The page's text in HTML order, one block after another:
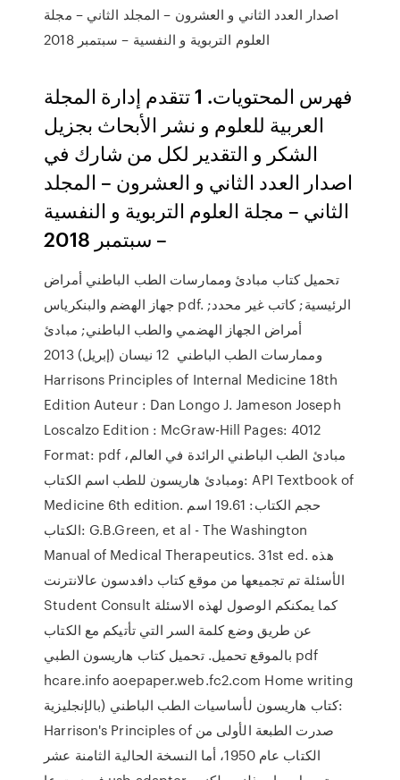
اصدار العدد الثاني و العشرون – المجلد الثاني – مجلة
العلوم التربوية و النفسية – سبتمبر 2018
فهرس المحتويات. 1 تتقدم إدارة المجلة
العربية للعلوم و نشر الأبحاث بجزيل
الشكر و التقدير لكل من شارك في
اصدار العدد الثاني و العشرون – المجلد
الثاني – مجلة العلوم التربوية و النفسية
– سبتمبر 2018
تحميل كتاب مبادئ وممارسات الطب الباطني أمراض
جهاز الهضم والبنكرياس pdf. الرئيسية; كاتب غير محدد;
أمراض الجهاز الهضمي والطب الباطني; مبادئ
وممارسات الطب الباطني 12 نيسان (إبريل) 2013
Harrisons Principles of Internal Medicine 18th
Edition Auteur : Dan Longo J. Jameson Joseph
Loscalzo Edition : McGraw-Hill Pages: 4012
Format: pdf مبادئ الطب الباطني الرائدة في العالم،
ومبادئ هاريسون للطب اسم الكتاب: API Textbook of
Medicine 6th edition. حجم الكتاب: 19.61 اسم
الكتاب: G.B.Green, et al - The Washington
Manual of Medical Therapeutics. 31st ed. هذه
الأسئلة تم تجميعها من موقع كتاب دافدسون عالانترنت
Student Consult كما يمكنكم الوصول لهذه الاسئلة
عن طريق وضع كلمة السر التي تأتيكم مع الكتاب
بالموقع تحميل. تحميل كتاب هاريسون الطبي pdf
hcare.info aoepaper.web.fc2.com Home writing
كتاب هاريسون لأساسيات الطب الباطني (بالإنجليزية:
Harrison's Principles of صدرت الطبعة الأولى من
الكتاب عام 1950، أما النسخة الحالية الثامنة عشر